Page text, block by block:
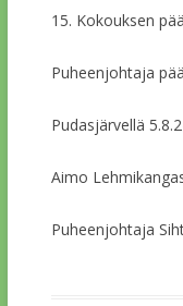
15. Kokouksen
Puheenjohtaja
Pudasjärvellä
Aimo
Puheenjohtaja